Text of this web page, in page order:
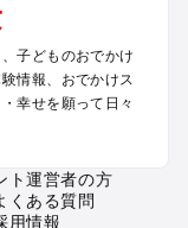
子どものおでかけ
情報、おでかけス
幸せを願って日々
ト運営者の方
くある質問
用情報